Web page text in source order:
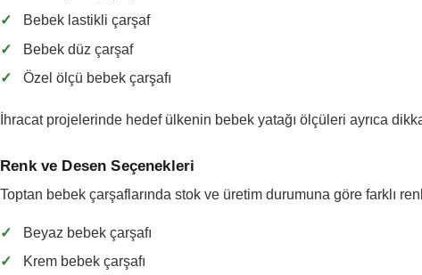
✓
Bebek lastikli çarşaf
✓
Bebek düz çarşaf
✓
Özel ölçü bebek çarşafı
İhracat projelerinde hedef ülkenin bebek yatağı ölçüleri ayrıca
Renk ve Desen Seçenekleri
Toptan bebek çarşaflarında stok ve üretim durumuna göre farklı
✓
Beyaz bebek çarşafı
✓
Krem bebek çarşafı